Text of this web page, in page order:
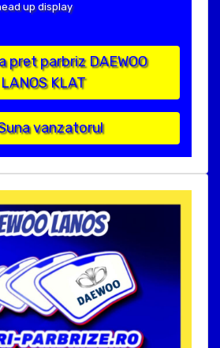
up display
pret parbriz DAEWOO
LANOS KLAT
vanzatorul